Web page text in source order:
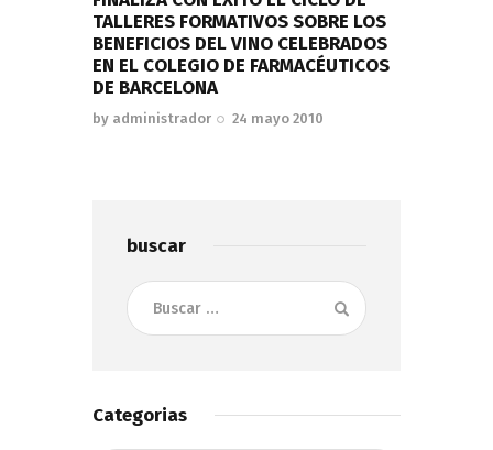
TALLERES FORMATIVOS SOBRE LOS
BENEFICIOS DEL VINO CELEBRADOS
EN EL COLEGIO DE FARMACÉUTICOS
DE BARCELONA
by administrador 24 mayo 2010
buscar
Buscar:
Categorias